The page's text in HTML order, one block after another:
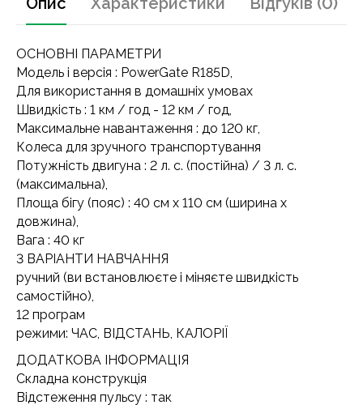
ОСНОВНІ ПАРАМЕТРИ
Модель і версія : PowerGate R185D,
Для використання в домашніх умовах
Швидкість : 1 км / год - 12 км / год,
Максимальне навантаження : до 120 кг,
Колеса для зручного транспортування
Потужність двигуна : 2 л. с. (постійна) / 3 л. с.
(максимальна),
Площа бігу (пояс) : 40 см x 110 см (ширина x
довжина),
Вага : 40 кг
3 ВАРІАНТИ НАВЧАННЯ
ручний (ви встановлюєте і міняєте швидкість
самостійно),
12 програм
режими: ЧАС, ВІДСТАНЬ, КАЛОРІЇ
ДОДАТКОВА ІНФОРМАЦІЯ
Складна конструкція
Відстеження пульсу : так